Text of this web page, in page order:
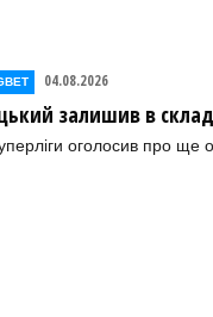
04.08.2026
залишив в
оголосив про ще